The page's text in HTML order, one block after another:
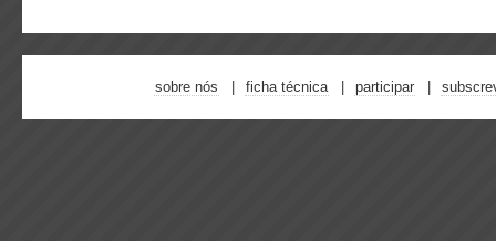
sobre nós ficha técnica participar